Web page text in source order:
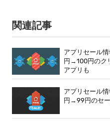
関連記事
アプリセール
円→100円のク
アプリも
アプリセール
円→99円のセー